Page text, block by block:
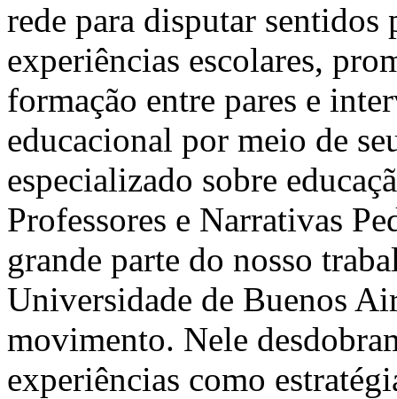
rede para disputar sentidos
experiências escolares,
formação entre pares e
educacional por meio de
especializado sobre
Professores e Narrativas
grande parte do nosso
Universidade de Buenos
movimento. Nele
experiências como